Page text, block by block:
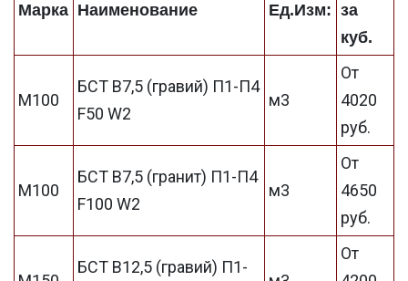
Марка Наименование Ед.Изм: за
куб.
М100
БСТ В7,5 (гравий) П1-П4
F50 W2
м3
От
4020
руб.
М100
БСТ В7,5 (гранит) П1-П4
F100 W2
м3
От
4650
руб.
БСТ В12,5 (гравий) П1-
От